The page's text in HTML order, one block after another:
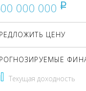
000 000 pуб
ЦЕНУ
Текущая доходность